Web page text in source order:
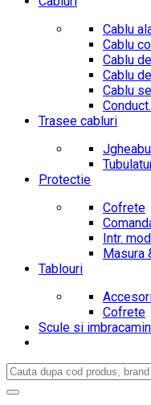
Cablu
Cablu
Cablu
Cablu
Cablu
Trasee cabluri
Protectie
Cofrete
Intr.
Masura
Tablouri
Cofrete
Scule si
Search